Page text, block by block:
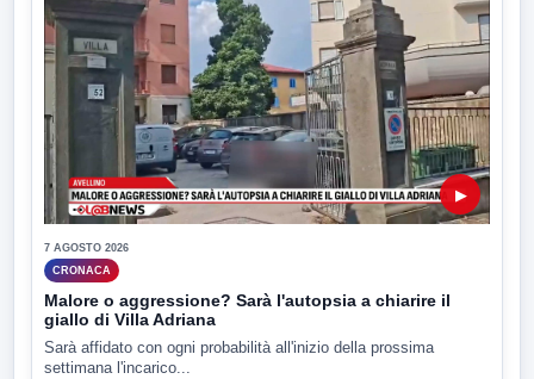
▶
7 AGOSTO 2026
CRONACA
Malore o aggressione? Sarà l'autopsia a chiarire il
giallo di Villa Adriana
Sarà affidato con ogni probabilità all'inizio della prossima
settimana l'incarico...